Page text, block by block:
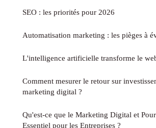
SEO : les priorités pour 2026
Automatisation marketing : les pièges à
L'intelligence artificielle transforme le
Comment mesurer le retour sur
marketing digital ?
Qu'est-ce que le Marketing Digital et
Essentiel pour les Entreprises ?